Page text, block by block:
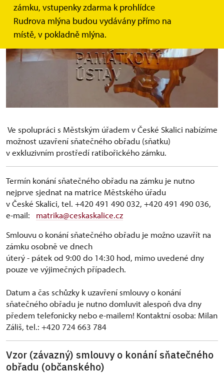
zámku, vstupenky zdarma k prohlídce
Rudrova mlýna budou vydávány přímo na
místě, v pokladně mlýna.
Ve spolupráci s Městským úřadem v České Skalici nabízíme
možnost uzavření sňatečného obřadu (sňatku)
v exkluzivním prostředí ratibořického zámku.
Termín konání sňatečného obřadu na zámku je nutno
nejprve sjednat na matrice Městského úřadu
v České Skalici, tel. +420 491 490 032, +420 491 490 036,
e-mail: matrika@ceskaskalice.cz
Smlouvu o konání sňatečného obřadu je možno uzavřít na
zámku osobně ve dnech
úterý - pátek od 9:00 do 14:30 hod, mimo uvedené dny
pouze ve výjimečných případech.
Datum a čas schůzky k uzavření smlouvy o konání
sňatečného obřadu je nutno domluvit alespoň dva dny
předem telefonicky nebo e-mailem! Kontaktní osoba: Milan
Záliš, tel.: +420 724 663 784
Vzor (závazný) smlouvy o konání sňatečného
obřadu (občanského)